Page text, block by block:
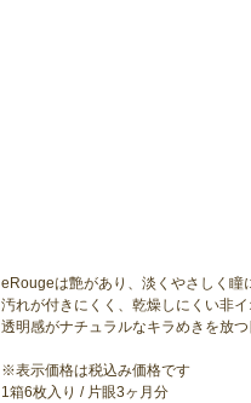
eRougeは艶があり、淡くやさしく瞳
汚れが付きにくく、乾燥しにくい非
透明感がナチュラルなキラめきを放つ
※表示価格は税込み価格です
1箱6枚入り / 片眼3ヶ月分